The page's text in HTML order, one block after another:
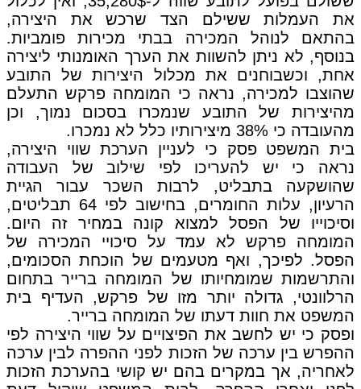
את העמלות ששילם הצד שרכש את היצירה,
בהתאם לנוהל המכירה בבתי מכירות פומביות.
בנוסף, לא ניתן להשוות את הערך האומנותי ליצירה
אחת, וכשבוחנים את מכלול היצירות של התובע
שהוצבו למכירה, נראה כי המומחה פרקש התעלם
מהיצירות של התובע שנמכרו בסכום נמוך, וכן
מהעובדה כי 38% מיצירותיו כלל לא נמכרו.
בית המשפט פסק כי לעניין הערכת שווי היצירה,
נראה כי יש להעריכו לפי שילוב של העבודה
שהושקעה בתבליט, לרבות השכר עבור הגיית
הרעיון, עלות החומרים, בחישוב לפי 64 תבליטים,
וסיכוייו של הפסל למצוא קונה במחיר זה היום.
המומחה פרקש לא עמד על סיכויי המכירה של
הפסל. לפיכך, ואף מטעמים של הוכחת הסכומים,
והתרשמות שמומחיותו של המומחה ברייר בתחום
הרלוונטי, גדולה יותר מזו של פרקש, העדיף בית
המשפט את חוות דעתו של המומחה ברייר.
ופסק כי יש לחשב את הפיצויים על שווי היצירה לפי
ההפרש בין ערכה של הזכות לפני ההפרה לבין ערכה
לאחריה, אך במקרים בהם יש קושי בהערכת הזכות